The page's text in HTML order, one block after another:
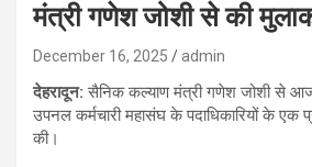
मंत्री गणेश जोशी से की
December 16, 2025 admin
देहरादून:सैनिक कल्याण मंत्री गणेश जोशी से
उपनल कर्मचारी महासंघ के पदाधिकारियों के एक
की।